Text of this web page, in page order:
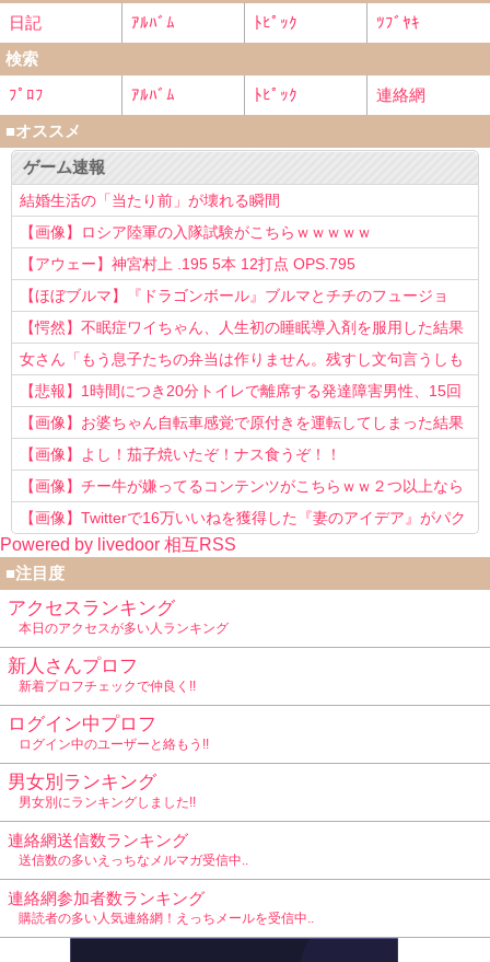
日記
ｱﾙﾊﾞﾑ ﾄﾋﾟｯｸ
ﾂﾌﾞﾔｷ
検索
ﾌﾟﾛﾌ
ｱﾙﾊﾞﾑ ﾄﾋﾟｯｸ
連絡網
■オススメ
ゲーム速報
結婚生活の「当たり前」が壊れる瞬間
【画像】ロシア陸軍の入隊試験がこちらｗｗｗｗｗ
【アウェー】神宮村上 .195 5本 12打点 OPS.795
【ほぼブルマ】『ドラゴンボール』ブルマとチチのフュージョ
ン、クッソ可愛すぎるwwwwwww
【愕然】不眠症ワイちゃん、人生初の睡眠導入剤を服用した結果
ｗｗｗｗ
女さん「もう息子たちの弁当は作りません。残すし文句言うしも
う知らない！」
【悲報】1時間につき20分トイレで離席する発達障害男性、15回
以上転職を重ねてしまう
【画像】お婆ちゃん自転車感覚で原付きを運転してしまった結果
www
【画像】よし！茄子焼いたぞ！ナス食うぞ！！
【画像】チー牛が嫌ってるコンテンツがこちらｗｗ２つ以上なら
確定ｗｗ
【画像】Twitterで16万いいねを獲得した『妻のアイデア』がパク
リで草www
Powered by livedoor 相互RSS
■注目度
アクセスランキング
本日のアクセスが多い人ランキング
新人さんプロフ
新着プロフチェックで仲良く!!
ログイン中プロフ
ログイン中のユーザーと絡もう!!
男女別ランキング
男女別にランキングしました!!
連絡網送信数ランキング
送信数の多いえっちなメルマガ受信中..
連絡網参加者数ランキング
購読者の多い人気連絡網！えっちメールを受信中..